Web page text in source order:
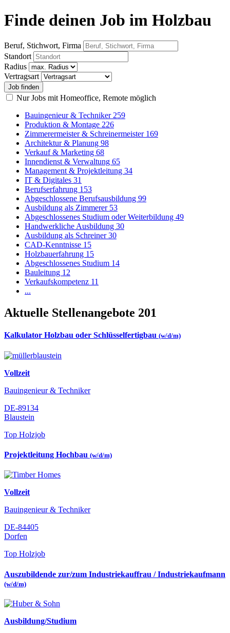
Finde deinen Job im Holzbau
Beruf, Stichwort, Firma
Standort
Radius
Vertragsart
Nur Jobs mit Homeoffice, Remote möglich
Bauingenieur & Techniker 259
Produktion & Montage 226
Zimmerermeister & Schreinermeister 169
Architektur & Planung 98
Verkauf & Marketing 68
Innendienst & Verwaltung 65
Management & Projektleitung 34
IT & Digitales 31
Berufserfahrung 153
Abgeschlossene Berufsausbildung 99
Ausbildung als Zimmerer 53
Abgeschlossenes Studium oder Weiterbildung 49
Handwerkliche Ausbildung 30
Ausbildung als Schreiner30
CAD-Kenntnisse 15
Holzbauerfahrung 15
Abgeschlossenes Studium 14
Bauleitung 12
Verkaufskompetenz 11
...
Aktuelle Stellenangebote 201
Kalkulator Holzbau oder Schlüsselfertigbau (w/d/m)
Vollzeit
Bauingenieur & Techniker
DE-89134
Blaustein
Top Holzjob
Projektleitung Hochbau (w/d/m)
Vollzeit
Bauingenieur & Techniker
DE-84405
Dorfen
Top Holzjob
Auszubildende zur/zum Industriekauffrau / Industriekaufmann
(w/d/m)
Ausbildung/Studium